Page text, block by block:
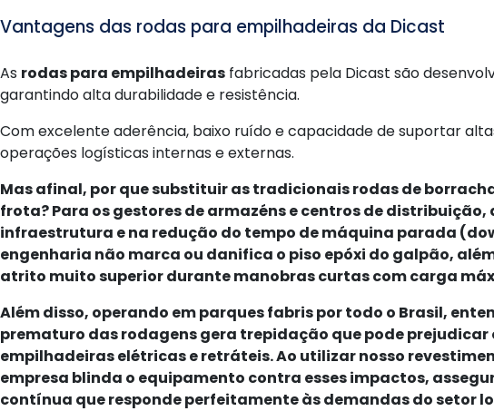
Vantagens das rodas para empilhadeiras da Dicast
As rodas para empilhadeiras fabricadas pela Dicast são
garantindo alta durabilidade e resistência.
Com excelente aderência, baixo ruído e capacidade de suportar
operações logísticas internas e externas.
Mas afinal, por que substituir as tradicionais rodas de
frota? Para os gestores de armazéns e centros de
infraestrutura e na redução do tempo de máquina parada
engenharia não marca ou danifica o piso epóxi do galpão,
atrito muito superior durante manobras curtas com carga
Além disso, operando em parques fabris por todo o Brasil,
prematuro das rodagens gera trepidação que pode
empilhadeiras elétricas e retráteis. Ao utilizar nosso
empresa blinda o equipamento contra esses impactos,
contínua que responde perfeitamente às demandas do setor